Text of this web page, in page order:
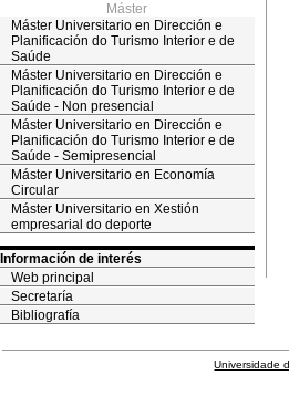
Máster
Máster Universitario en Dirección e
Planificación do Turismo Interior e de
Saúde
Máster Universitario en Dirección e
Planificación do Turismo Interior e de
Saúde - Non presencial
Máster Universitario en Dirección e
Planificación do Turismo Interior e de
Saúde - Semipresencial
Máster Universitario en Economía
Circular
Máster Universitario en Xestión
empresarial do deporte
Información de interés
Web principal
Secretaría
Bibliografía
Universidade